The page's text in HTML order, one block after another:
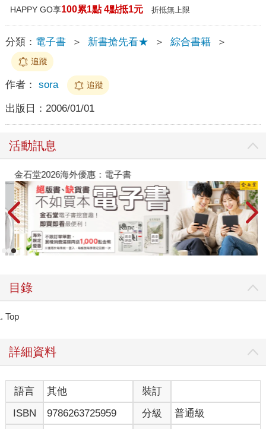
HAPPY GO享100累1點 4點抵1元 折抵無上限
分類： 電子書 ＞ 新書搶先看★ ＞ 綜合書籍 ＞
追蹤
作者： sora 追蹤
出版日： 2006/01/01
活動訊息
金石堂2026海外優惠：電子書
目錄
Top
詳細資料
語言 其他
裝訂
ISBN
9786263725959 分級 普通級